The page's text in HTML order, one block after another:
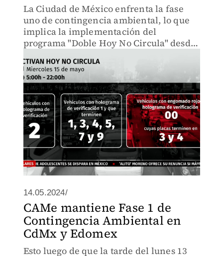
La Ciudad de México enfrenta la fase
uno de contingencia ambiental, lo que
implica la implementación del
programa "Doble Hoy No Circula" desde
medida crucial para combatir la
contaminación.
14.05.2024/
CAMe mantiene Fase 1 de
Contingencia Ambiental en
CdMx y Edomex
Esto luego de que la tarde del lunes 13